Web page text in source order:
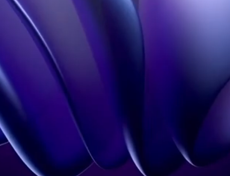
Hologramme à Paris
Contact
Mentions légales
CGU
Contact
+33 1 60 92 41 65
contact@holovisio.fr
Copyright 2026 © Holovisio made by